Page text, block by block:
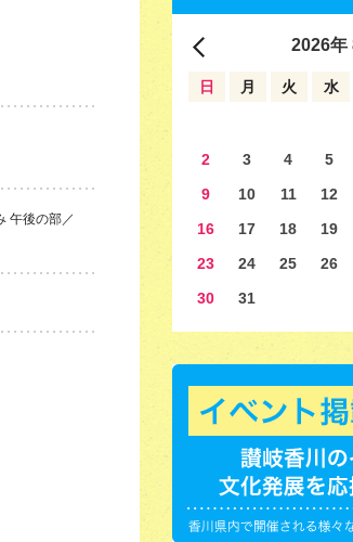
午後の部／
2026年
日 月 火 水
2
3 4 5
9
10 11 12
16
17 18 19
23
24 25 26
30
31